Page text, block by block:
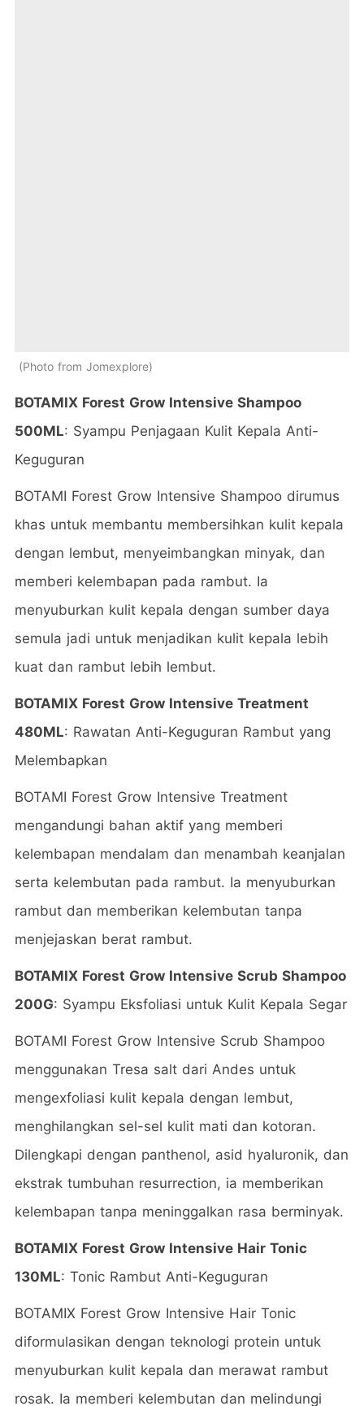
Photo from Jomexplore
BOTAMIX Forest Grow Intensive Shampoo
500ML: Syampu Penjagaan Kulit Kepala Anti-
Keguguran
BOTAMI Forest Grow Intensive Shampoo dirumus
khas untuk membantu membersihkan kulit kepala
dengan lembut, menyeimbangkan minyak, dan
memberi kelembapan pada rambut. Ia
menyuburkan kulit kepala dengan sumber daya
semula jadi untuk menjadikan kulit kepala lebih
kuat dan rambut lebih lembut.
BOTAMIX Forest Grow Intensive Treatment
480ML: Rawatan Anti-Keguguran Rambut yang
Melembapkan
BOTAMI Forest Grow Intensive Treatment
mengandungi bahan aktif yang memberi
kelembapan mendalam dan menambah keanjalan
serta kelembutan pada rambut. Ia menyuburkan
rambut dan memberikan kelembutan tanpa
menjejaskan berat rambut.
BOTAMIX Forest Grow Intensive Scrub Shampoo
200G: Syampu Eksfoliasi untuk Kulit Kepala Segar
BOTAMI Forest Grow Intensive Scrub Shampoo
menggunakan Tresa salt dari Andes untuk
mengexfoliasi kulit kepala dengan lembut,
menghilangkan sel-sel kulit mati dan kotoran.
Dilengkapi dengan panthenol, asid hyaluronik, dan
ekstrak tumbuhan resurrection, ia memberikan
kelembapan tanpa meninggalkan rasa berminyak.
BOTAMIX Forest Grow Intensive Hair Tonic
130ML: Tonic Rambut Anti-Keguguran
BOTAMIX Forest Grow Intensive Hair Tonic
diformulasikan dengan teknologi protein untuk
menyuburkan kulit kepala dan merawat rambut
rosak. Ia memberi kelembutan dan melindungi